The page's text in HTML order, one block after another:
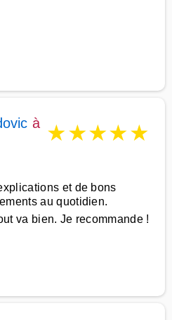
à ★★★★★
et de bons
au quotidien.
va bien. Je recommande !